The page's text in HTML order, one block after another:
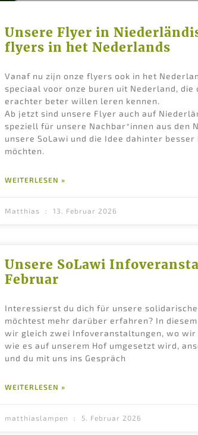
Unsere Flyer in
flyers in het Nederlands
Vanaf nu zijn onze flyers ook in het
speciaal voor onze buren uit Nederland, die
erachter beter willen leren kennen.
Ab jetzt sind unsere Flyer auch auf
speziell für unsere Nachbar*innen aus den
unsere SoLawi und die Idee dahinter besser
möchten.
WEITERLESEN »
Matthias 13. Februar 2026
Unsere SoLawi
Februar
Interessierst du dich für unsere
möchtest mehr darüber erfahren? In
wir gleich zwei Infoveranstaltungen, wo wir
wie es auf unserem Hof umgesetzt wird,
und du mit uns ins Gespräch
WEITERLESEN »
matthiaslampen 5. Februar 2026